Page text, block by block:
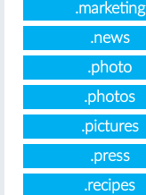
.marketing
.news
.photo
.photos
.pictures
.press
.recipes